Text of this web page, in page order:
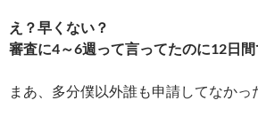
え？早くない？
審査に4～6週って言ってたのに12日
まあ、多分僕以外誰も申請してなかっ